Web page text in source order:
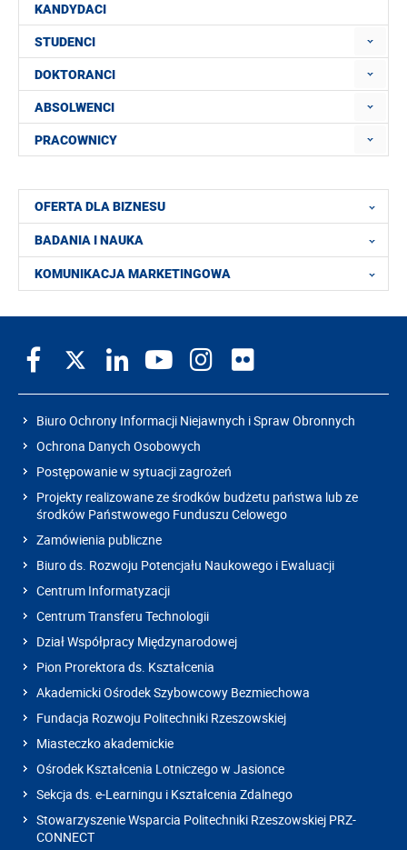
KANDYDACI
STUDENCI
DOKTORANCI
ABSOLWENCI
PRACOWNICY
OFERTA DLA BIZNESU
BADANIA I NAUKA
KOMUNIKACJA MARKETINGOWA
Biuro Ochrony Informacji Niejawnych i Spraw Obronnych
Ochrona Danych Osobowych
Postępowanie w sytuacji zagrożeń
Projekty realizowane ze środków budżetu państwa lub ze
środków Państwowego Funduszu Celowego
Zamówienia publiczne
Biuro ds. Rozwoju Potencjału Naukowego i Ewaluacji
Centrum Informatyzacji
Centrum Transferu Technologii
Dział Współpracy Międzynarodowej
Pion Prorektora ds. Kształcenia
Akademicki Ośrodek Szybowcowy Bezmiechowa
Fundacja Rozwoju Politechniki Rzeszowskiej
Miasteczko akademickie
Ośrodek Kształcenia Lotniczego w Jasionce
Sekcja ds. e-Learningu i Kształcenia Zdalnego
Stowarzyszenie Wsparcia Politechniki Rzeszowskiej PRZ-
CONNECT